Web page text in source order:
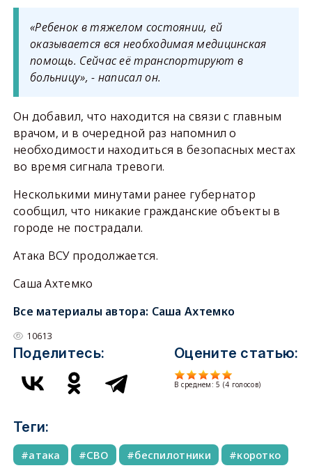
«Ребенок в тяжелом состоянии, ей
оказывается вся необходимая медицинская
помощь. Сейчас её транспортируют в
больницу», - написал он.
Он добавил, что находится на связи с главным
врачом, и в очередной раз напомнил о
необходимости находиться в безопасных местах
во время сигнала тревоги.
Несколькими минутами ранее губернатор
сообщил, что никакие гражданские объекты в
городе не пострадали.
Атака ВСУ продолжается.
Саша Ахтемко
Все материалы автора: Саша Ахтемко
10613
Поделитесь: Оцените статью:
В среднем:5 (4 голосов)
Теги:
атака СВО беспилотники коротко